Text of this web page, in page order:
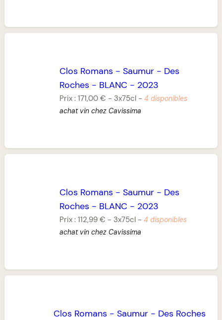
Clos Romans - Saumur- Des
Roches - BLANC - 2023
Prix : 171,00 € - 3x75cl- 4 disponibles
achat vin chez Cavissima
Clos Romans - Saumur- Des
Roches - BLANC - 2023
Prix : 112,99 € - 3x75cl- 4 disponibles
achat vin chez Cavissima
Clos Romans - Saumur- Des Roches